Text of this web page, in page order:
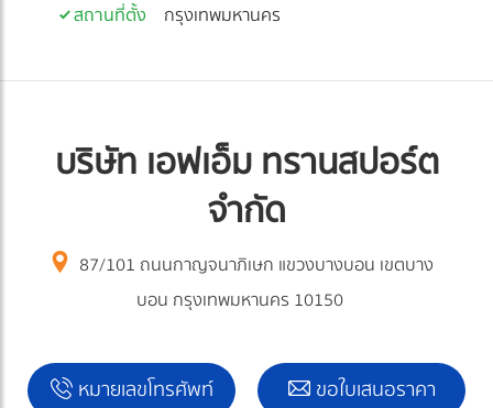
สถานที่ตั้ง
กรุงเทพมหานคร
บริษัท เอฟเอ็ม ทรานสปอร์ต
จำกัด
87/101 ถนนกาญจนาภิเษก แขวงบางบอน เขตบาง
บอน กรุงเทพมหานคร 10150
หมายเลขโทรศัพท์ ขอใบเสนอราคา